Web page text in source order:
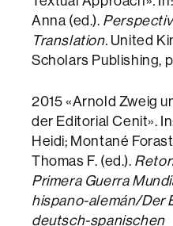
Anna (ed.).
Translation. United
Scholars Publishing,
2015 «Arnold Zweig
der Editorial Cenit».
Heidi; Montané
Thomas F. (ed.).
Primera Guerra
hispano-alemán/Der
deutsch-spanischen